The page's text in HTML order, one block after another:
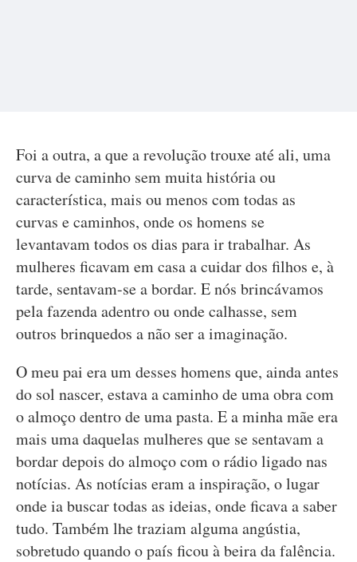
Foi a outra, a que a revolução trouxe até ali, uma
curva de caminho sem muita história ou
característica, mais ou menos com todas as
curvas e caminhos, onde os homens se
levantavam todos os dias para ir trabalhar. As
mulheres ficavam em casa a cuidar dos filhos e, à
tarde, sentavam-se a bordar. E nós brincávamos
pela fazenda adentro ou onde calhasse, sem
outros brinquedos a não ser a imaginação.
O meu pai era um desses homens que, ainda antes
do sol nascer, estava a caminho de uma obra com
o almoço dentro de uma pasta. E a minha mãe era
mais uma daquelas mulheres que se sentavam a
bordar depois do almoço com o rádio ligado nas
notícias. As notícias eram a inspiração, o lugar
onde ia buscar todas as ideias, onde ficava a saber
tudo. Também lhe traziam alguma angústia,
sobretudo quando o país ficou à beira da falência.